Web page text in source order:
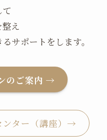
え
サポートをします。
のご案内 →
ンター（講座）→